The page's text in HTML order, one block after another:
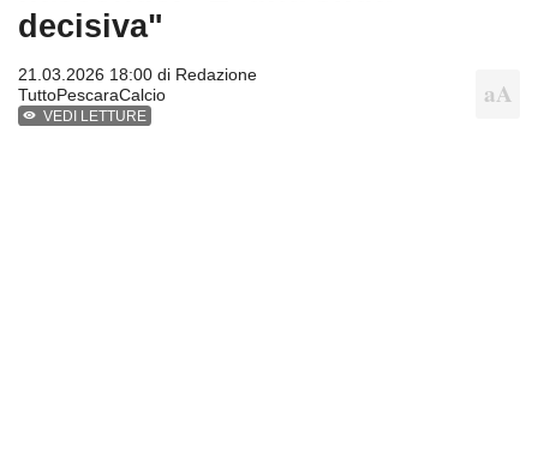
decisiva"
21.03.2026 18:00 di Redazione
TuttoPescaraCalcio
VEDI LETTURE